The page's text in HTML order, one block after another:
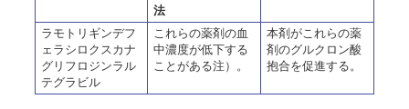
法
ラモトリギンデフ
ェラシロクスカナ
グリフロジンラル
テグラビル
これらの薬剤の血
中濃度が低下する
ことがある注）。
本剤がこれらの薬
剤のグルクロン酸
抱合を促進する。